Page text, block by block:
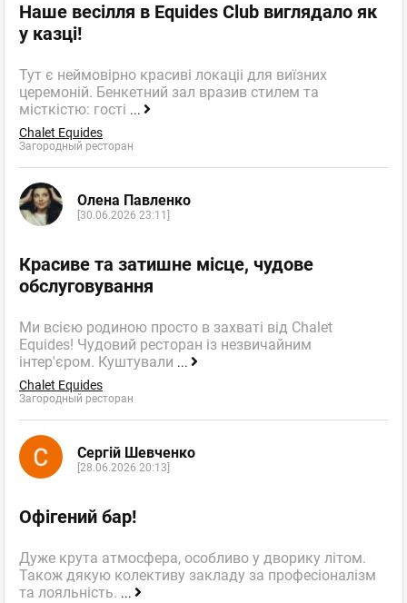
Наше весілля в Equides Club виглядало як
у казці!
Тут є неймовірно красиві локаціі для виїзних
церемоній. Бенкетний зал вразив стилем та
місткістю: гості ...
Chalet Equides
Загородный ресторан
Олена Павленко
[30.06.2026 23:11]
Красиве та затишне місце, чудове
обслуговування
Ми всією родиною просто в захваті від Chalet
Equides! Чудовий ресторан із незвичайним
інтер'єром. Куштували ...
Chalet Equides
Загородный ресторан
Сергій Шевченко
[28.06.2026 20:13]
Офігений бар!
Дуже крута атмосфера, особливо у дворику літом.
Також дякую колективу закладу за професіоналізм
та лояльність. ...